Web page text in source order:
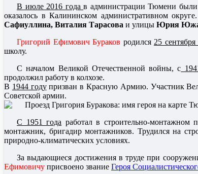
В июле 2016 годав администрации Тюмени были
оказалось в Калининском административном
Сафиуллина, Виталия Тарасова и улицы Юрия
Григорий Ефимович Бураков родился 25
школу.
С началом Великой Отечественной войны, с
продолжил работу в колхозе.
В 1944 годупризван в Красную Армию. Участник
Советской армии.
С 1951 года работал в строительно-монтажном
монтажник, бригадир монтажников. Трудился на
природно-климатических условиях.
За выдающиеся достижения в труде при
Ефимовичу присвоено звание Героя